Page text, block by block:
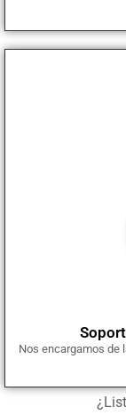
Nos encargamos de